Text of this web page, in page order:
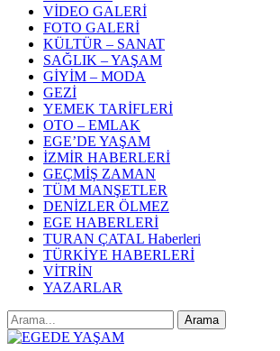
VİDEO GALERİ
FOTO GALERİ
KÜLTÜR – SANAT
SAĞLIK – YAŞAM
GİYİM – MODA
GEZİ
YEMEK TARİFLERİ
OTO – EMLAK
EGE’DE YAŞAM
İZMİR HABERLERİ
GEÇMİŞ ZAMAN
TÜM MANŞETLER
DENİZLER ÖLMEZ
EGE HABERLERİ
TURAN ÇATAL Haberleri
TÜRKİYE HABERLERİ
VİTRİN
YAZARLAR